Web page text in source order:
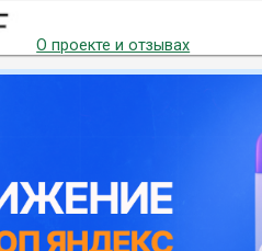
О проекте и отзывах